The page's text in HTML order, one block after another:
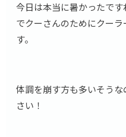
今日は本当に暑かったで
でクーさんのためにクー
す。
体調を崩す方も多いそう
さい！